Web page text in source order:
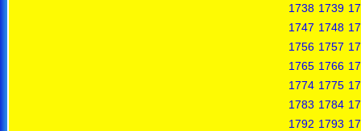
1738 1739
1747 1748
1756 1757
1765 1766
1774 1775
1783 1784
1792 1793